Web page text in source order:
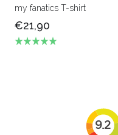
my fanatics T-shirt
€21,90